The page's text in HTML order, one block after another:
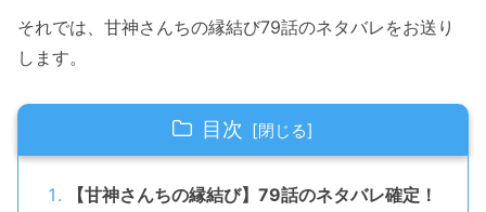
それでは、甘神さんちの縁結び79話のネタバレをお送り
します。
目次
【甘神さんちの縁結び】79話のネタバレ確定！